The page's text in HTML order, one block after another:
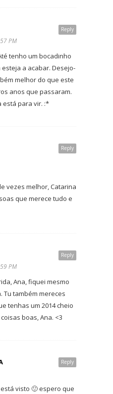
Reply
PM
tenho um bocadinho
a acabar. Desejo-
melhor do que este
anos que passaram.
está para vir. :*
Reply
vezes melhor, Catarina
que merece tudo e
Reply
PM
Ana, fiquei mesmo
Tu também mereces
tenhas um 2014 cheio
boas, Ana. <3
Reply
visto 🙂 espero que